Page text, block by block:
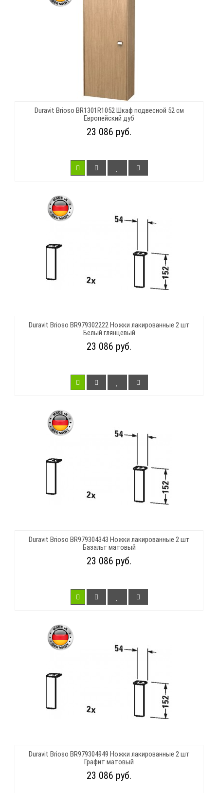
Duravit Brioso BR1301R1052 Шкаф подвесной 52 см
Европейский дуб
23 086 руб.
Duravit Brioso BR979302222 Ножки лакированные 2 шт
Белый глянцевый
23 086 руб.
Duravit Brioso BR979304343 Ножки лакированные 2 шт
Базальт матовый
23 086 руб.
Duravit Brioso BR979304949 Ножки лакированные 2 шт
Графит матовый
23 086 руб.